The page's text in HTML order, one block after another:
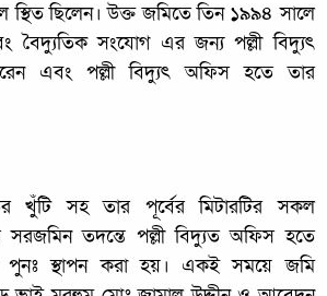
ছিলেন। উক্ত জমিতে তিন ১৯৯৪ সালে
বৈদ্যুতিক সংযোগ এর জন্য পল্লী বিদ্যুৎ
এবং পল্লী বিদ্যুৎ অফিস হতে তার
খুঁটি সহ তার পূর্বের মিটারটির সকল
সরজমিন তদন্তে পল্লী বিদ্যুত অফিস হতে
পুনঃ স্থাপন করা হয়। একই সময়ে জমি